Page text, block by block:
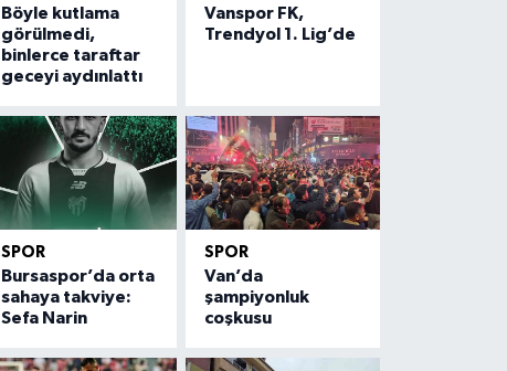
Böyle kutlama
görülmedi,
binlerce taraftar
geceyi aydınlattı
Vanspor FK,
Trendyol 1. Lig’de
SPOR
Bursaspor’da orta
sahaya takviye:
Sefa Narin
SPOR
Van’da
şampiyonluk
coşkusu